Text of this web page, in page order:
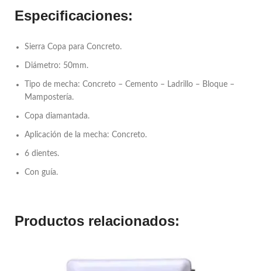
Especificaciones:
Sierra Copa para Concreto.
Diámetro: 50mm.
Tipo de mecha: Concreto – Cemento – Ladrillo – Bloque –
Mampostería.
Copa diamantada.
Aplicación de la mecha: Concreto.
6 dientes.
Con guía.
Productos relacionados: